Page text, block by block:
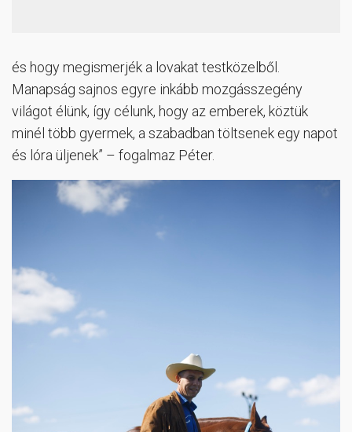
és hogy megismerjék a lovakat testközelből.
Manapság sajnos egyre inkább mozgásszegény
világot élünk, így célunk, hogy az emberek, köztük
minél több gyermek, a szabadban töltsenek egy napot
és lóra üljenek” – fogalmaz Péter.